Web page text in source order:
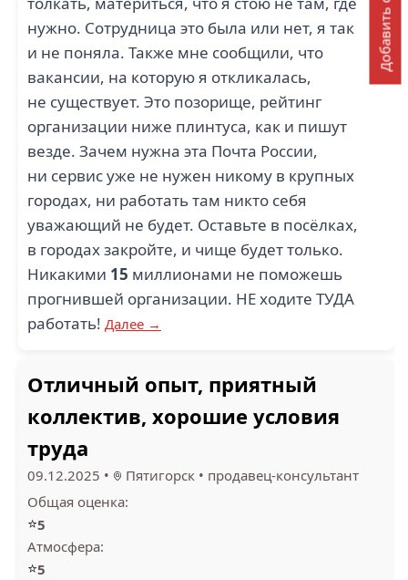
нужно. Сотрудница это была или нет, я так
и не поняла. Также мне сообщили, что
вакансии, на которую я откликалась,
не существует. Это позорище, рейтинг
организации ниже плинтуса, как и пишут
везде. Зачем нужна эта Почта России,
ни сервис уже не нужен никому в крупных
городах, ни работать там никто себя
уважающий не будет. Оставьте в посёлках,
в городах закройте, и чище будет только.
Никакими 15 миллионами не поможешь
прогнившей организации. НЕ ходите ТУДА
работать! Далее →
Отличный опыт, приятный
коллектив, хорошие условия
труда
09.12.2025 • Пятигорск • продавец-консультант
Общая оценка:
⭐5
Атмосфера:
⭐5